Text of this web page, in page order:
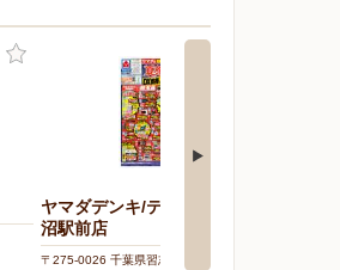
ヤマダデンキ/テックランド ロハル津田
沼駅前店
〒275-0026 千葉県習志野市谷津7-7-1 ロハル津田沼2Ｆ